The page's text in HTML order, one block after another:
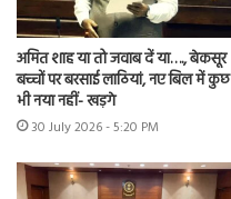
अमित शाह या तो जवाब दें या…., बेकसूर
बच्चों पर बरसाई लाठियां, नए बिल में कुछ
भी नया नहीं- खड़गे
30 July 2026 - 5:20 PM